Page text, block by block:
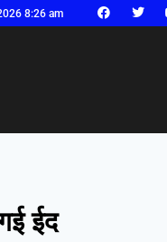
8:26 am
ईद